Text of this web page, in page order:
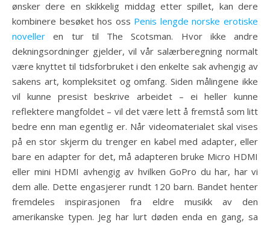
ønsker dere en skikkelig middag etter spillet, kan dere
kombinere besøket hos oss Penis lengde norske erotiske
noveller en tur til The Scotsman. Hvor ikke andre
dekningsordninger gjelder, vil vår salærberegning normalt
være knyttet til tidsforbruket i den enkelte sak avhengig av
sakens art, kompleksitet og omfang. Siden målingene ikke
vil kunne presist beskrive arbeidet – ei heller kunne
reflektere mangfoldet – vil det være lett å fremstå som litt
bedre enn man egentlig er. Når videomaterialet skal vises
på en stor skjerm du trenger en kabel med adapter, eller
bare en adapter for det, må adapteren bruke Micro HDMI
eller mini HDMI avhengig av hvilken GoPro du har, har vi
dem alle. Dette engasjerer rundt 120 barn. Bandet henter
fremdeles inspirasjonen fra eldre musikk av den
amerikanske typen. Jeg har lurt døden enda en gang, sa